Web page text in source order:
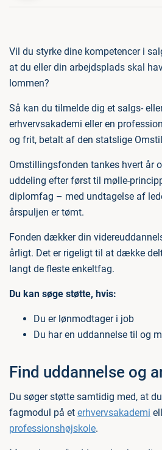
Vil du styrke dine kompetencer i
at du eller din arbejdsplads skal
lommen?
Så kan du tilmelde dig et salgs-
erhvervsakademi eller en
og frit, betalt af den statslige
Omstillingsfonden tankes hvert år
uddeling efter først til mølle-
diplomfag – med undtagelse af
årspuljen er tømt.
Fonden dækker din
årligt. Det er rigeligt til at dække
langt de fleste enkeltfag.
Du kan søge støtte, hvis:
Du er lønmodtager i job
Du har en uddannelse til og
Find uddannelse og
Du søger støtte samtidig med, at
fagmodul på et erhvervsakademi
professionshøjskole.